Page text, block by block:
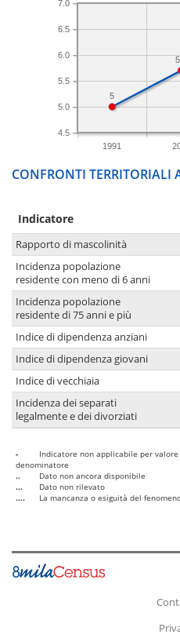
1991
4.5
5.0
5.5
6.0
6.5
7.0
5
CONFRONTI TERRITORIALI
Indicatore
Rapporto di mascolinità
Incidenza popolazione
residente con meno di 6 anni
Incidenza popolazione
residente di 75 anni e più
Indice di dipendenza anziani
Indice di dipendenza giovani
Indice di vecchiaia
Incidenza dei separati
legalmente e dei divorziati
-
Indicatore non applicabile per
denominatore
..
Dato non ancora disponibile
...
Dato non rilevato
....
La mancanza o esiguità del